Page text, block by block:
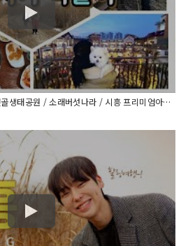
경기도 시흥시 당일치기여행 -갯골생태공원 / 소래버섯나라 / 시흥 프리미엄아울렛